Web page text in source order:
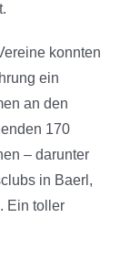
konnten
ein
an den
170
– darunter
in Baerl,
Ein toller